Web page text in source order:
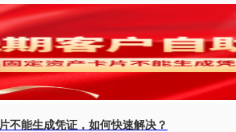
不能生成凭证，如何快速解决？